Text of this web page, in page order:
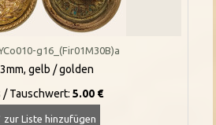
g16_(Fir01M30B)a
gelb / golden
/ Tauschwert: 5.00 €
zur Liste hinzufügen